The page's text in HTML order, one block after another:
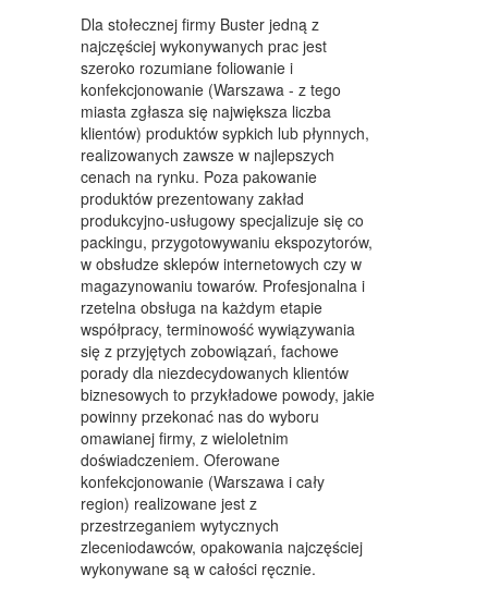
TŁUMACZENIA
BIZNES ONLINE
BIŻUTERIA
DLA DZIECI
MEBLE
WYPOSAŻENIE WNĘTRZ
WYPOSAŻENIE ŁAZIENKI
ODZIEŻ
SPORT
ELEKTRONIKA, RTV, AGD
ART. DLA ZWIERZĄT
OGRÓD, ROŚLINY
CHEMIA
ART. SPOŻYWCZE
Dla stołecznej firmy Buster jedną z
najczęściej wykonywanych prac jest
szeroko rozumiane foliowanie i
konfekcjonowanie (Warszawa - z tego
miasta zgłasza się największa liczba
klientów) produktów sypkich lub płynnych,
realizowanych zawsze w najlepszych
cenach na rynku. Poza pakowanie
produktów prezentowany zakład
produkcyjno-usługowy specjalizuje się co
packingu, przygotowywaniu ekspozytorów,
w obsłudze sklepów internetowych czy w
magazynowaniu towarów. Profesjonalna i
rzetelna obsługa na każdym etapie
współpracy, terminowość wywiązywania
się z przyjętych zobowiązań, fachowe
porady dla niezdecydowanych klientów
biznesowych to przykładowe powody, jakie
powinny przekonać nas do wyboru
omawianej firmy, z wieloletnim
doświadczeniem. Oferowane
konfekcjonowanie (Warszawa i cały
region) realizowane jest z
przestrzeganiem wytycznych
zleceniodawców, opakowania najczęściej
wykonywane są w całości ręcznie.